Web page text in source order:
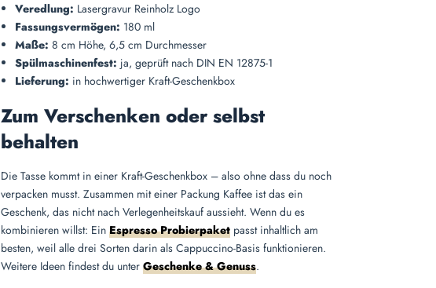
Veredlung: Lasergravur Reinholz Logo
Fassungsvermögen: 180 ml
Maße: 8 cm Höhe, 6,5 cm Durchmesser
Spülmaschinenfest: ja, geprüft nach DIN EN 12875-1
Lieferung: in hochwertiger Kraft-Geschenkbox
Zum Verschenken oder selbst
behalten
Die Tasse kommt in einer Kraft-Geschenkbox – also ohne dass du noch
verpacken musst. Zusammen mit einer Packung Kaffee ist das ein
Geschenk, das nicht nach Verlegenheitskauf aussieht. Wenn du es
kombinieren willst: Ein Espresso Probierpaketpasst inhaltlich am
besten, weil alle drei Sorten darin als Cappuccino-Basis funktionieren.
Weitere Ideen findest du unter Geschenke & Genuss.